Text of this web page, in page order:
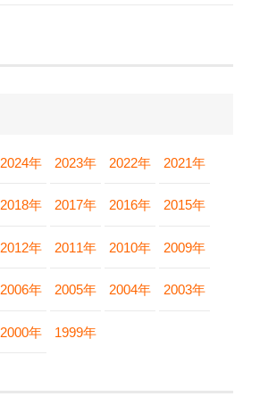
2024年 2023年 2022年 2021年
2018年 2017年 2016年 2015年
2012年 2011年 2010年 2009年
2006年 2005年 2004年 2003年
2000年 1999年